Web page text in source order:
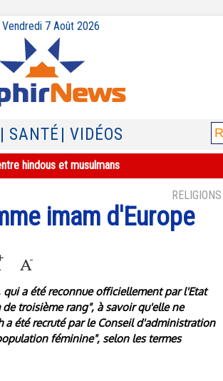
Vendredi 7 Août 2026
| SANTÉ | VIDÉOS
hindous et musulmans
RELIGIONS
imam d'Europe
a été reconnue officiellement par l'Etat
troisième rang", à savoir qu'elle ne
a été recruté par le Conseil d'administration
féminine", selon les termes